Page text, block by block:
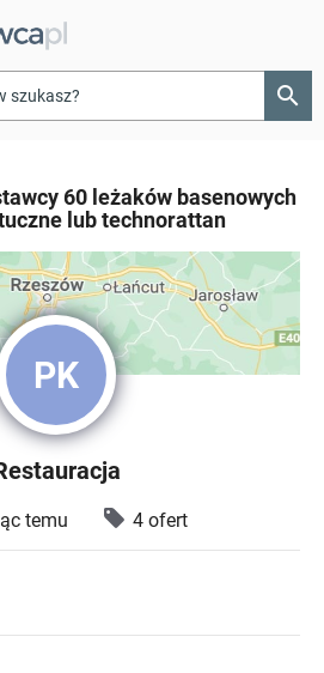
search
60 leżaków basenowych
lub technorattan
PK
temu 4 ofert